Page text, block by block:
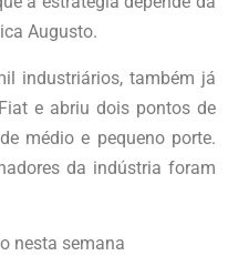
Augusto.
industriários, também já
e abriu dois pontos de
médio e pequeno porte.
da indústria foram
nesta semana